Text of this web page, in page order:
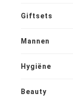
Giftsets
Mannen
Hygiëne
Beauty